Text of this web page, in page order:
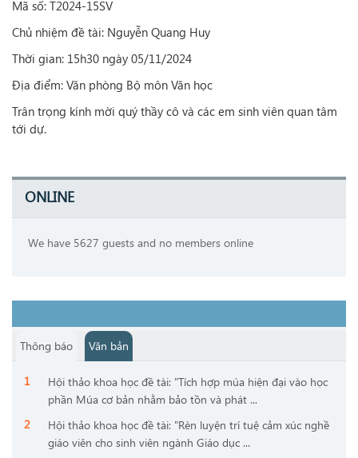
Mã số: T2024-15SV
Chủ nhiệm đề tài: Nguyễn Quang Huy
Thời gian: 15h30 ngày 05/11/2024
Địa điểm: Văn phòng Bộ môn Văn học
Trân trọng kính mời quý thầy cô và các em sinh viên quan tâm
tới dự.
ONLINE
We have 5627 guests and no members online
Thông báo Văn bản
Hội thảo khoa học đề tài: "Tích hợp múa hiện đại vào học
phần Múa cơ bản nhằm bảo tồn và phát ...
Hội thảo khoa học đề tài: "Rèn luyện trí tuệ cảm xúc nghề
giáo viên cho sinh viên ngành Giáo dục ...